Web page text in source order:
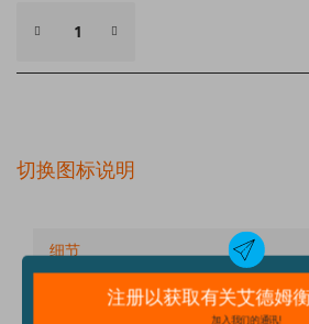
切换图标说明
细节
技术规格